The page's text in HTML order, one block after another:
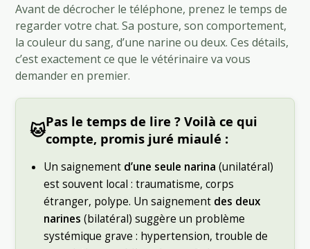
Avant de décrocher le téléphone, prenez le temps de
regarder votre chat. Sa posture, son comportement,
la couleur du sang, d’une narine ou deux. Ces détails,
c’est exactement ce que le vétérinaire va vous
demander en premier.
🐱Pas le temps de lire ? Voilà ce qui
compte, promis juré miaulé :
Un saignement d’une seule narina (unilatéral)
est souvent local : traumatisme, corps
étranger, polype. Un saignement des deux
narines (bilatéral) suggère un problème
systémique grave : hypertension, trouble de